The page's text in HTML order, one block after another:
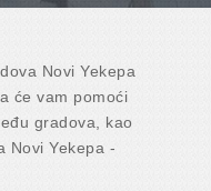
Novi Yekepa
će vam pomoći
gradova, kao
Novi Yekepa -